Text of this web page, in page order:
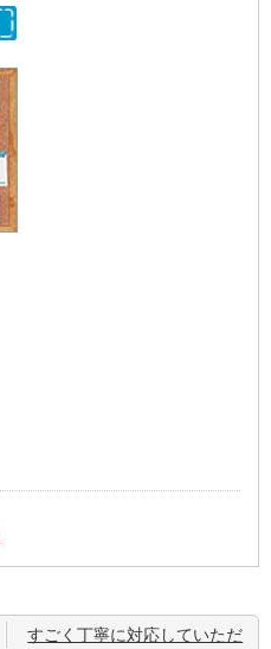
すごく丁寧に対応していただ